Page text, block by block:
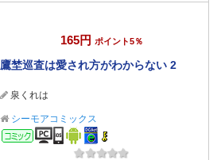
165円 ポイント5％
鷹埜巡査は愛され方がわからない 2
泉くれは
シーモアコミックス
コミック